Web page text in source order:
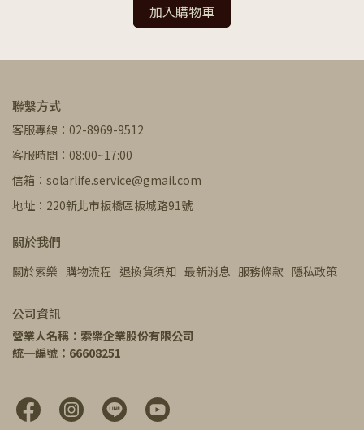
加入購物車
聯繫方式
客服專線：02-8969-9512
客服時間：08:00~17:00
信箱：solarlife.service@gmail.com
地址：220新北市板橋區板城路91號
關於我們
關於索樂 購物流程 退換貨須知 最新消息 服務條款 隱私政策
公司資訊
營業人名稱：索樂企業股份有限公司
統一編號：66608251